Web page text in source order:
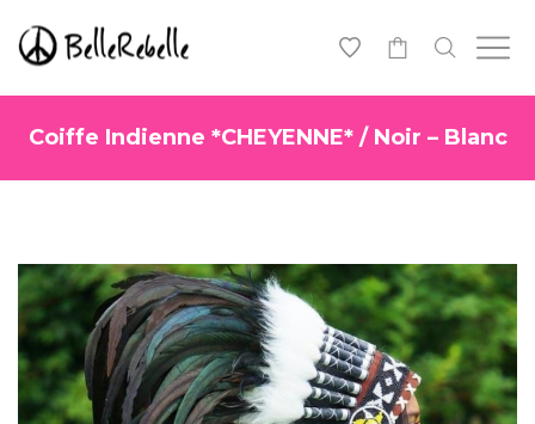
Coiffe Indienne *CHEYENNE* / Noir – Blanc